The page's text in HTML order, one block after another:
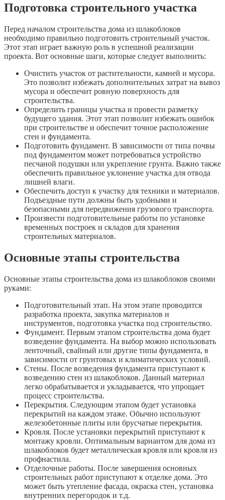
Подготовка строительного участка
Перед началом строительства дома из шлакоблоков
необходимо правильно подготовить строительный участок.
Этот этап играет важную роль в успешной реализации
проекта. Вот основные шаги, которые следует выполнить:
Очистить участок от растительности, камней и мусора.
Это позволит избежать дополнительных затрат на вывоз
мусора и обеспечит ровную поверхность для
строительства.
Определить границы участка и провести разметку
будущего здания. Этот этап позволит избежать ошибок
при строительстве и обеспечит точное расположение
стен и фундамента.
Подготовить фундамент. В зависимости от типа почвы
под фундаментом может потребоваться устройство
песчаной подушки или укрепление грунта. Важно также
обеспечить правильное уклонение участка для отвода
лишней влаги.
Обеспечить доступ к участку для техники и материалов.
Подъездные пути должны быть удобными и
безопасными для передвижения грузового транспорта.
Произвести подготовительные работы по установке
временных построек и складов для хранения
строительных материалов.
Основные этапы строительства
Основные этапы строительства дома из шлакоблоков своими
руками:
Подготовительный этап. На этом этапе проводится
разработка проекта, закупка материалов и
инструментов, подготовка участка под строительство.
Фундамент. Первым этапом строительства дома будет
возведение фундамента. На выбор можно использовать
ленточный, свайный или другие типы фундамента, в
зависимости от грунтовых и климатических условий.
Стены. После возведения фундамента приступают к
возведению стен из шлакоблоков. Данный материал
легко обрабатывается и укладывается, что упрощает
процесс строительства.
Перекрытия. Следующим этапом будет установка
перекрытий на каждом этаже. Обычно используют
железобетонные плиты или брусчатые перекрытия.
Кровля. После установки перекрытий приступают к
монтажу кровли. Оптимальным вариантом для дома из
шлакоблоков будет металлическая кровля или кровля из
профнастила.
Отделочные работы. После завершения основных
строительных работ приступают к отделке дома. Это
может быть утепление фасада, окраска стен, установка
внутренних перегородок и т.д.